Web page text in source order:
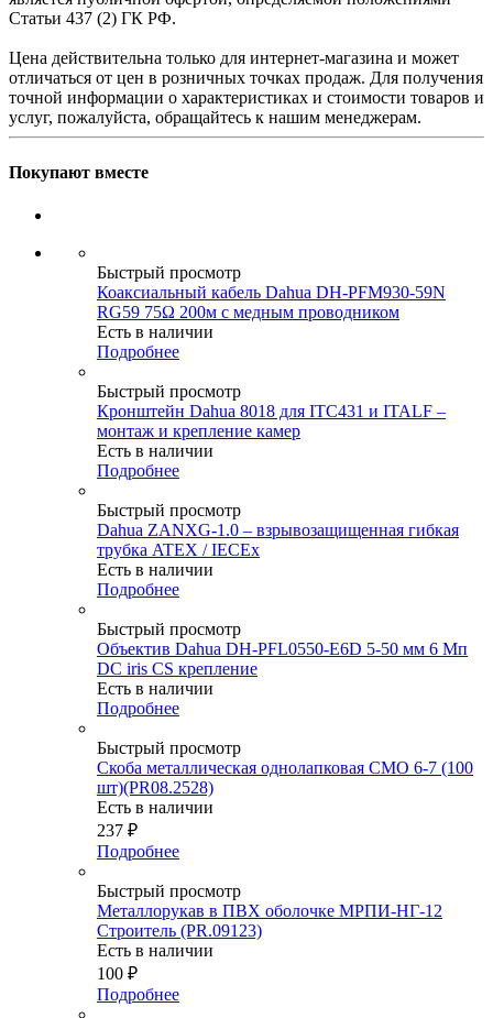
Статьи 437 (2) ГК РФ.
Цена действительна только для интернет-магазина и может
отличаться от цен в розничных точках продаж. Для получения
точной информации о характеристиках и стоимости товаров и
услуг, пожалуйста, обращайтесь к нашим менеджерам.
Покупают вместе
Быстрый просмотр
Коаксиальный кабель Dahua DH-PFM930-59N
RG59 75Ω 200м с медным проводником
Есть в наличии
Подробнее
Быстрый просмотр
Кронштейн Dahua 8018 для ITC431 и ITALF –
монтаж и крепление камер
Есть в наличии
Подробнее
Быстрый просмотр
Dahua ZANXG-1.0 – взрывозащищенная гибкая
трубка ATEX / IECEx
Есть в наличии
Подробнее
Быстрый просмотр
Объектив Dahua DH-PFL0550-E6D 5-50 мм 6 Мп
DC iris CS крепление
Есть в наличии
Подробнее
Быстрый просмотр
Скоба металлическая однолапковая СМО 6-7 (100
шт)(PR08.2528)
Есть в наличии
237 ₽
Подробнее
Быстрый просмотр
Металлорукав в ПВХ оболочке МРПИ-НГ-12
Строитель (PR.09123)
Есть в наличии
100 ₽
Подробнее